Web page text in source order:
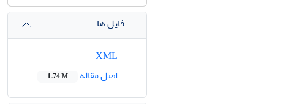
فایل ها
اصل مقاله
1.74 M